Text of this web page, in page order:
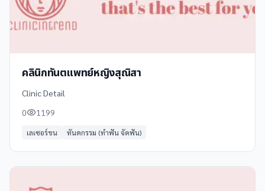
คลินิกทันตแพทย์หญิงสุณิสา
Clinic Detail
0
1199
เลเซอร์ขน ทันตกรรม (ทำฟัน จัดฟัน)